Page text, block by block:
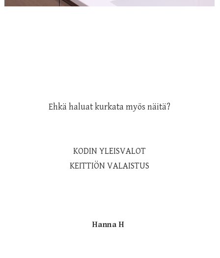
Ehkä haluat kurkata myös näitä?
KODIN YLEISVALOT
KEITTIÖN VALAISTUS
Hanna H